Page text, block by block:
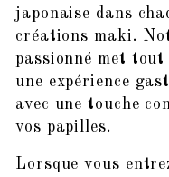
japonaise dans
créations maki.
passionné met
une expérience
avec une touche
vos papilles.
Lorsque vous